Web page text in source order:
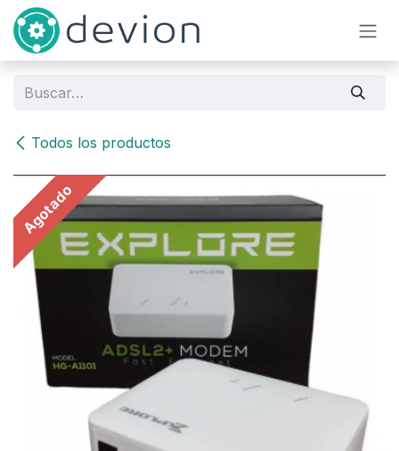
Ir al contenido
Todos los productos
Agotado